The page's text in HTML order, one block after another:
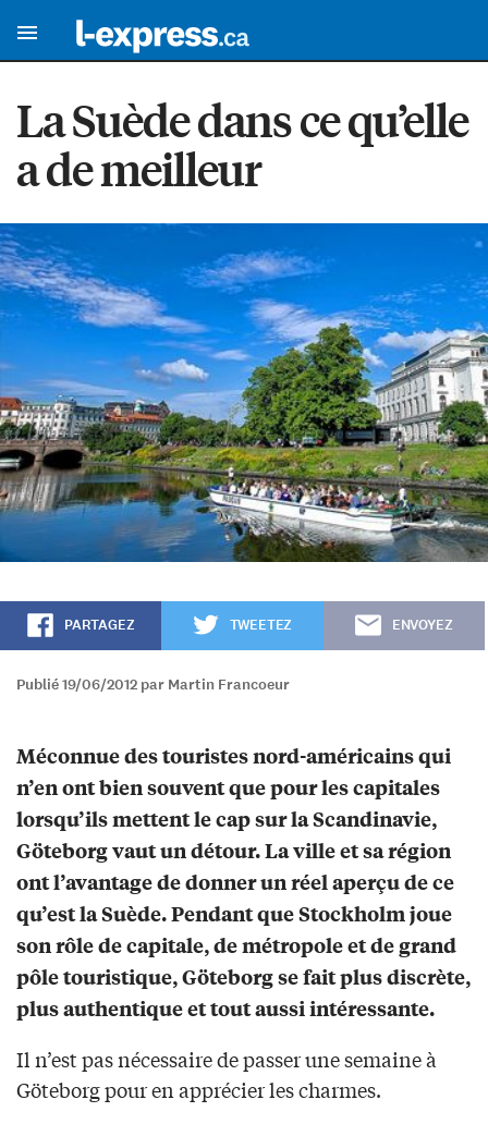
La Suède dans ce qu’elle
a de meilleur
PARTAGEZ TWEETEZ ENVOYEZ
Publié 19/06/2012 par Martin Francoeur
Méconnue des touristes nord-américains qui
n’en ont bien souvent que pour les capitales
lorsqu’ils mettent le cap sur la Scandinavie,
Göteborg vaut un détour. La ville et sa région
ont l’avantage de donner un réel aperçu de ce
qu’est la Suède. Pendant que Stockholm joue
son rôle de capitale, de métropole et de grand
pôle touristique, Göteborg se fait plus discrète,
plus authentique et tout aussi intéressante.
Il n’est pas nécessaire de passer une semaine à
Göteborg pour en apprécier les charmes.